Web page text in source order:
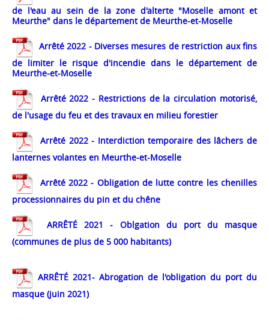
de l'eau au sein de la zone d'alterte "Moselle amont et
Meurthe" dans le département de Meurthe-et-Moselle
Arrêté 2022 - Diverses mesures de restriction aux fins
de limiter le risque d'incendie dans le département de
Meurthe-et-Moselle
Arrêté 2022 - Restrictions de la circulation motorisé,
de l'usage du feu et des travaux en milieu forestier
Arrêté 2022 - Interdiction temporaire des lâchers de
lanternes volantes en Meurthe-et-Moselle
Arrêté 2022 - Obligation de lutte contre les chenilles
processionnaires du pin et du chêne
ARRÊTÉ 2021
- Oblgation du port du masque
(communes de plus de 5 000 habitants)
ARRÊTÉ 2021- Abrogation de l'obligation du port du
masque (juin 2021)